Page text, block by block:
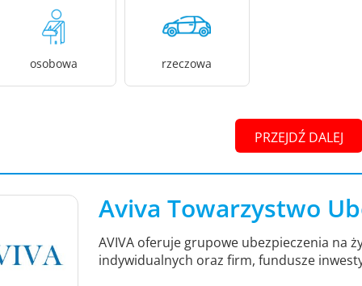
osobowa rzeczowa
PRZEJDŹ DALEJ
Aviva Towarzystwo
AVIVA oferuje grupowe ubezpieczenia na
indywidualnych oraz firm, fundusze